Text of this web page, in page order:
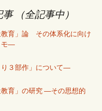
（全記事中）
育」論 その体系化に向け
モ―
３部作」について―
育」の研究 ―その思想的